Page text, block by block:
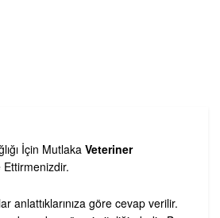
İçin Mutlaka Veteriner
Ettirmenizdir.
anlattıklarınıza göre cevap verilir.